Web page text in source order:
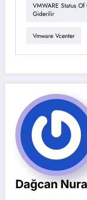
VMWARE Status Of
Giderilir
Vmware Vcenter
Dağcan